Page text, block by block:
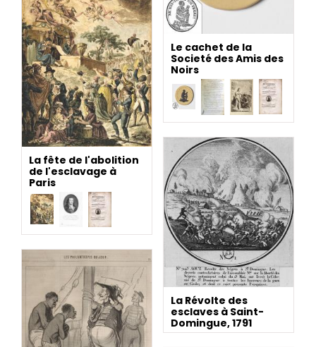
Le cachet de la
Societé des Amis des
Noirs
La fête de l'abolition
de l'esclavage à
Paris
La Révolte des
esclaves à Saint-
Domingue, 1791